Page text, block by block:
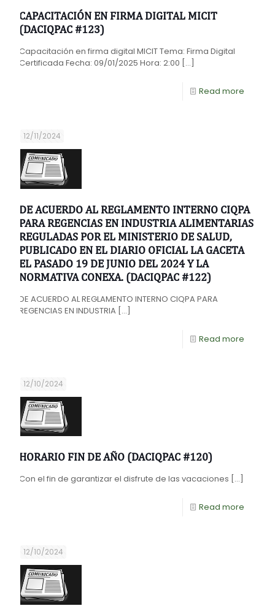
CAPACITACIÓN EN FIRMA DIGITAL MICIT
(DACIQPAC #123)
Capacitación en firma digital MICIT Tema: Firma Digital
Certificada Fecha: 09/01/2025 Hora: 2:00 […]
Read more
12/11/2024
DE ACUERDO AL REGLAMENTO INTERNO CIQPA
PARA REGENCIAS EN INDUSTRIA ALIMENTARIAS
REGULADAS POR EL MINISTERIO DE SALUD,
PUBLICADO EN EL DIARIO OFICIAL LA GACETA
EL PASADO 19 DE JUNIO DEL 2024 Y LA
NORMATIVA CONEXA. (DACIQPAC #122)
DE ACUERDO AL REGLAMENTO INTERNO CIQPA PARA
REGENCIAS EN INDUSTRIA […]
Read more
12/10/2024
HORARIO FIN DE AÑO (DACIQPAC #120)
Con el fin de garantizar el disfrute de las vacaciones […]
Read more
12/10/2024